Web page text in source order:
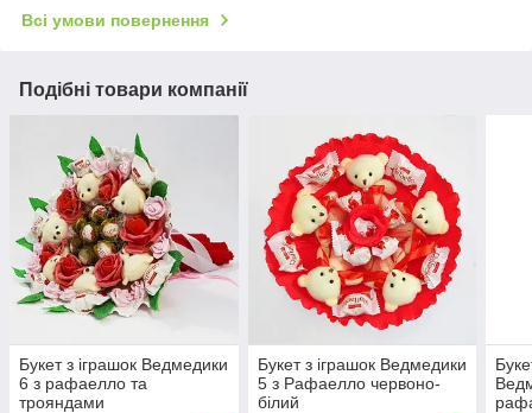
Всі умови повернення
Подібні товари компанії
Букет з іграшок Ведмедики
6 з рафаелло та
трояндами
Букет з іграшок Ведмедики
5 з Рафаелло червоно-
білий